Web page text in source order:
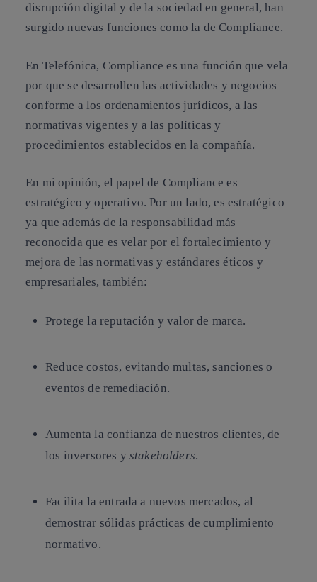
disrupción digital y de la sociedad en general, han
surgido nuevas funciones como la de Compliance.
En Telefónica, Compliance es una función que vela
por que se desarrollen las actividades y negocios
conforme a los ordenamientos jurídicos, a las
normativas vigentes y a las políticas y
procedimientos establecidos en la compañía.
En mi opinión, el papel de Compliance es
estratégico y operativo. Por un lado, es estratégico
ya que además de la responsabilidad más
reconocida que es velar por el fortalecimiento y
mejora de las normativas y estándares éticos y
empresariales, también:
Protege la reputación y valor de marca.
Reduce costos, evitando multas, sanciones o
eventos de remediación.
Aumenta la confianza de nuestros clientes, de
los inversores y stakeholders.
Facilita la entrada a nuevos mercados, al
demostrar sólidas prácticas de cumplimiento
normativo.